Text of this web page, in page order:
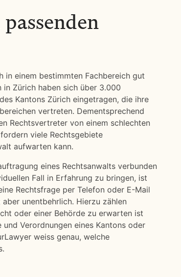
in einem bestimmten Fachbereich gut
in Zürich haben sich über 3.000
Kantons Zürich eingetragen, die ihre
vertreten. Dementsprechend
Rechtsvertreter von einem schlechten
viele Rechtsgebiete
aufwarten kann.
eines Rechtsanwalts verbunden
Fall in Erfahrung zu bringen, ist
Rechtsfrage per Telefon oder E-Mail
unentbehrlich. Hierzu zählen
oder einer Behörde zu erwarten ist
Verordnungen eines Kantons oder
weiss genau, welche